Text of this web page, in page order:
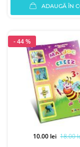
ADAUGĂ ÎN
- 44 %
10.00 lei 18.00